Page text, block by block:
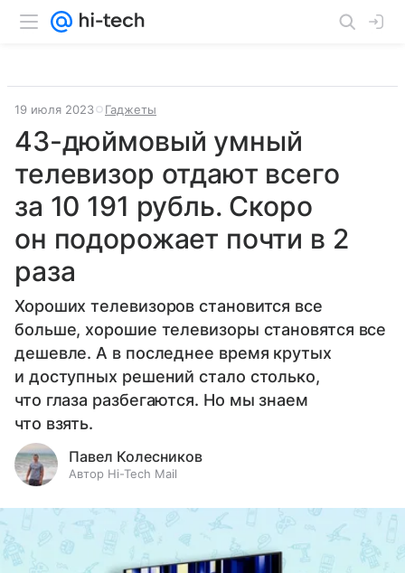
19 июля 2023 Гаджеты
43-дюймовый умный
телевизор отдают всего
за 10 191 рубль. Скоро
он подорожает почти в 2
раза
Хороших телевизоров становится все
больше, хорошие телевизоры становятся все
дешевле. А в последнее время крутых
и доступных решений стало столько,
что глаза разбегаются. Но мы знаем
что взять.
Павел Колесников
Автор Hi-Tech Mail